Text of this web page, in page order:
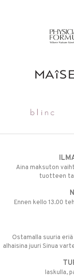
Aina maksuton
tuotteen
Ennen kello 13.00
Ostamalla suuria
alhaisina juuri Sinua
laskulla,